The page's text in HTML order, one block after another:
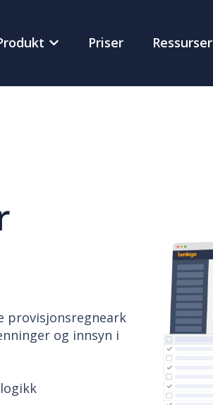
Vis undermeny for Produkt
Priser Ressurser
provisjonsregneark
og innsyn i